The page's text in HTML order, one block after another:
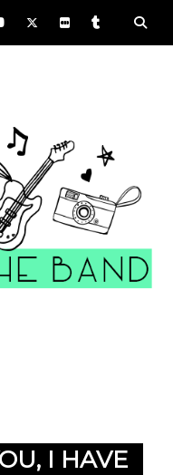
I HAVE